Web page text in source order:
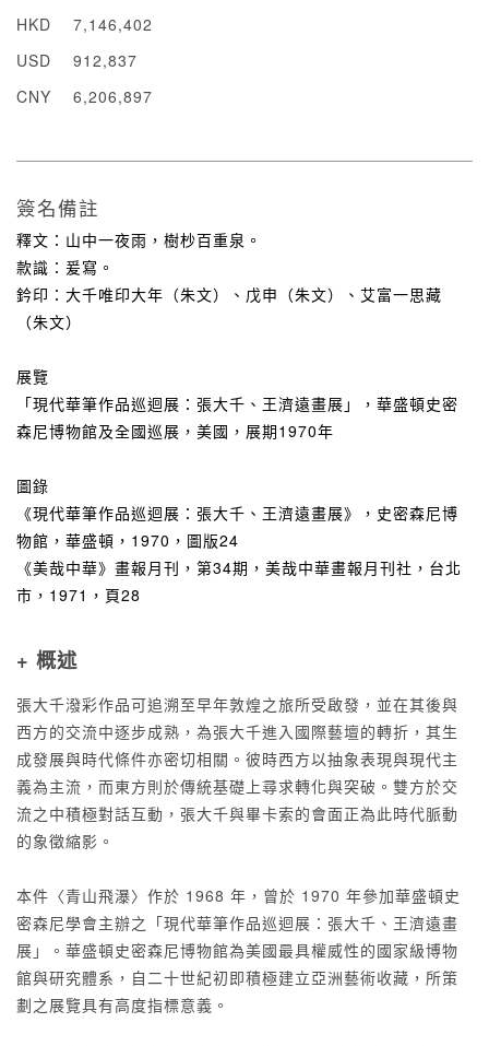
HKD
7,146,402
USD
912,837
CNY
6,206,897
簽名備註
釋文：山中一夜雨，樹杪百重泉。
款識：爰寫。
鈐印：大千唯印大年（朱文）、戊申（朱文）、艾富一思藏
（朱文）
展覽
「現代華筆作品巡迴展：張大千、王濟遠畫展」，華盛頓史密
森尼博物館及全國巡展，美國，展期1970年
圖錄
《現代華筆作品巡迴展：張大千、王濟遠畫展》，史密森尼博
物館，華盛頓，1970，圖版24
《美哉中華》畫報月刊，第34期，美哉中華畫報月刊社，台北
市，1971，頁28
+ 概述
張大千潑彩作品可追溯至早年敦煌之旅所受啟發，並在其後與
西方的交流中逐步成熟，為張大千進入國際藝壇的轉折，其生
成發展與時代條件亦密切相關。彼時西方以抽象表現與現代主
義為主流，而東方則於傳統基礎上尋求轉化與突破。雙方於交
流之中積極對話互動，張大千與畢卡索的會面正為此時代脈動
的象徵縮影。
本件〈青山飛瀑〉作於 1968 年，曾於 1970 年參加華盛頓史
密森尼學會主辦之「現代華筆作品巡迴展：張大千、王濟遠畫
展」。華盛頓史密森尼博物館為美國最具權威性的國家級博物
館與研究體系，自二十世紀初即積極建立亞洲藝術收藏，所策
劃之展覽具有高度指標意義。